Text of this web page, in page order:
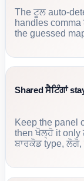
The ਟੂਲ auto-
handles
the guessed
Shared ਸੈਟਿੰਗਾਂ
Keep the panel
then ਖੋਲ੍ਹੋ it only
ਬਾਰਕੋਡ type, ਲੋਗੋ,